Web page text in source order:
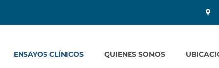
ENSAYOS CLÍNICOS QUIENES SOMOS